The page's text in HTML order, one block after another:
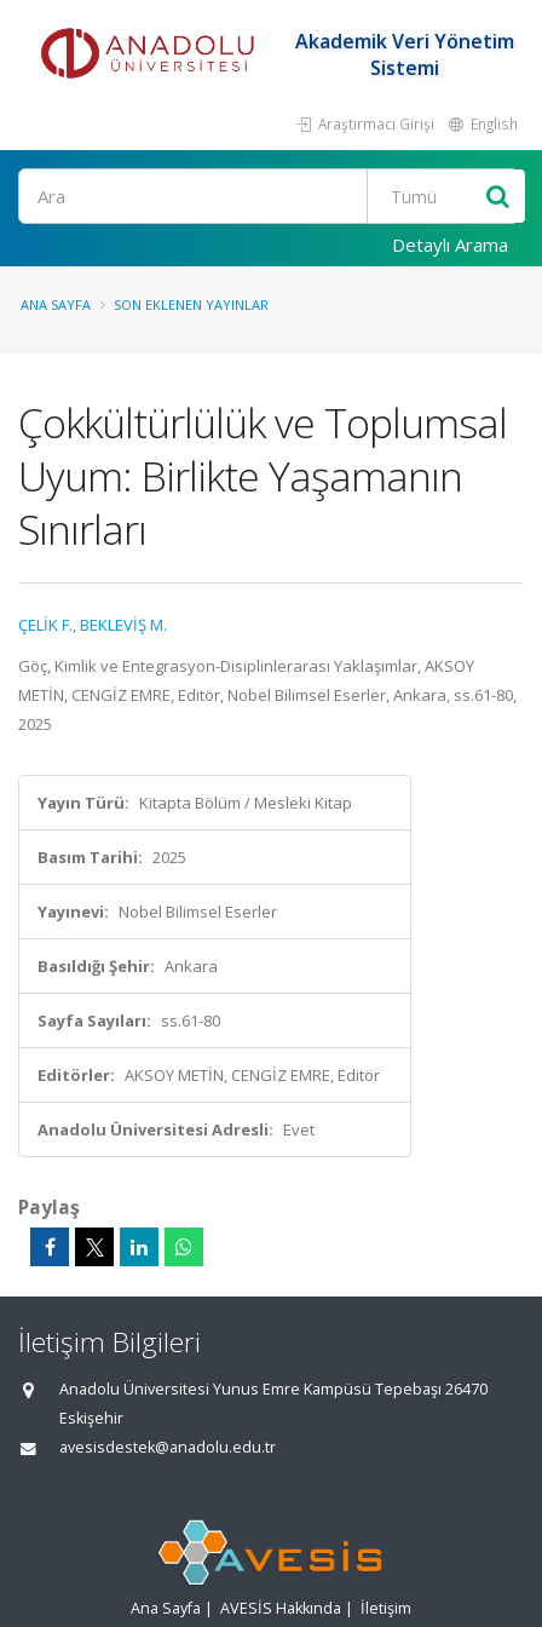
Akademik Veri Yönetim
Sistemi
Araştırmacı Girişi English
Ara
Detaylı Arama
ANA SAYFA SON EKLENEN YAYINLAR
Çokkültürlülük ve Toplumsal
Uyum: Birlikte Yaşamanın
Sınırları
ÇELİK F.,BEKLEVİŞ M.
Göç, Kimlik ve Entegrasyon-Disiplinlerarası Yaklaşımlar, AKSOY
METİN, CENGİZ EMRE, Editör, Nobel Bilimsel Eserler, Ankara, ss.61-80,
2025
Yayın Türü: Kitapta Bölüm / Mesleki Kitap
Basım Tarihi: 2025
Yayınevi: Nobel Bilimsel Eserler
Basıldığı Şehir: Ankara
Sayfa Sayıları: ss.61-80
Editörler: AKSOY METİN, CENGİZ EMRE, Editör
Anadolu Üniversitesi Adresli: Evet
Paylaş
İletişim Bilgileri
Anadolu Üniversitesi Yunus Emre Kampüsü Tepebaşı 26470
Eskişehir
avesisdestek@anadolu.edu.tr
Ana Sayfa | AVESİS Hakkında | İletişim